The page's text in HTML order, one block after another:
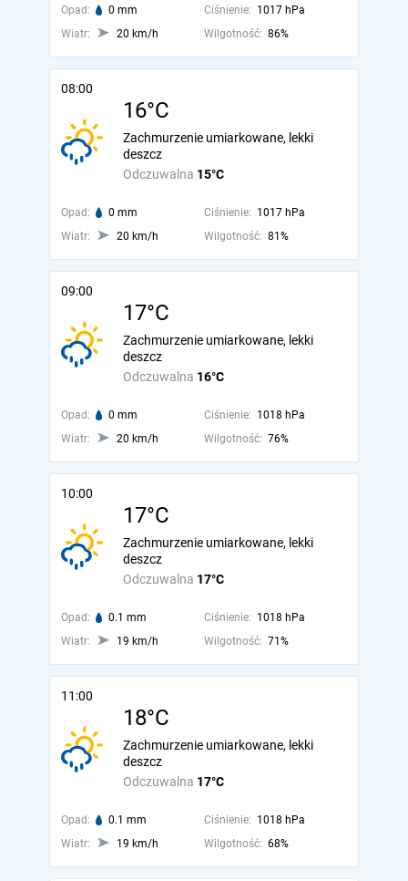
Opad: 0 mm Ciśnienie: 1017 hPa
Wiatr:
20 km/h Wilgotność: 86%
08:00
16°C
Odczuwalna 15°C
Zachmurzenie umiarkowane, lekki
deszcz
Opad: 0 mm Ciśnienie: 1017 hPa
Wiatr:
20 km/h Wilgotność: 81%
09:00
17°C
Odczuwalna 16°C
Zachmurzenie umiarkowane, lekki
deszcz
Opad: 0 mm Ciśnienie: 1018 hPa
Wiatr:
20 km/h Wilgotność: 76%
10:00
17°C
Odczuwalna 17°C
Zachmurzenie umiarkowane, lekki
deszcz
Opad: 0.1 mm Ciśnienie: 1018 hPa
Wiatr:
19 km/h Wilgotność: 71%
11:00
18°C
Odczuwalna 17°C
Zachmurzenie umiarkowane, lekki
deszcz
Opad: 0.1 mm Ciśnienie: 1018 hPa
Wiatr:
19 km/h Wilgotność: 68%